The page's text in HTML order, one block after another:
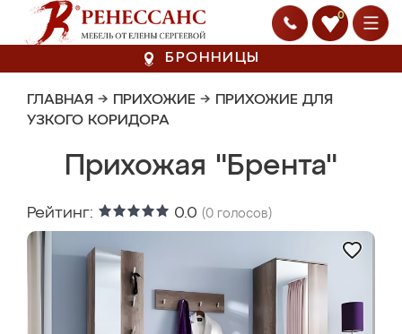
0
БРОННИЦЫ
ГЛАВНАЯ → ПРИХОЖИЕ → ПРИХОЖИЕ ДЛЯ
УЗКОГО КОРИДОРА
Прихожая "Брента"
Рейтинг: 0.0 (0 голосов)